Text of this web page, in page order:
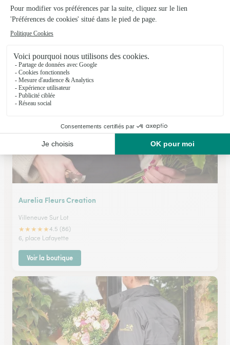
Carrement Fleurs
Villeneuve Sur Lot
★★★★★4.4 (315)
2 bis, avenue Jacques Bondeneuve
Voir la boutique
Aurelia Fleurs Creation
Villeneuve Sur Lot
★★★★★4.5 (86)
6, place Lafayette
Voir la boutique